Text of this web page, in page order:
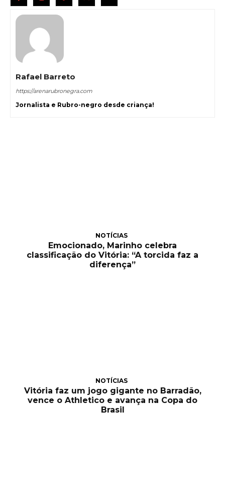
Rafael Barreto
https://arenarubronegra.com
Jornalista e Rubro-negro desde criança!
NOTÍCIAS
Emocionado, Marinho celebra
classificação do Vitória: “A torcida faz a
diferença”
NOTÍCIAS
Vitória faz um jogo gigante no Barradão,
vence o Athletico e avança na Copa do
Brasil